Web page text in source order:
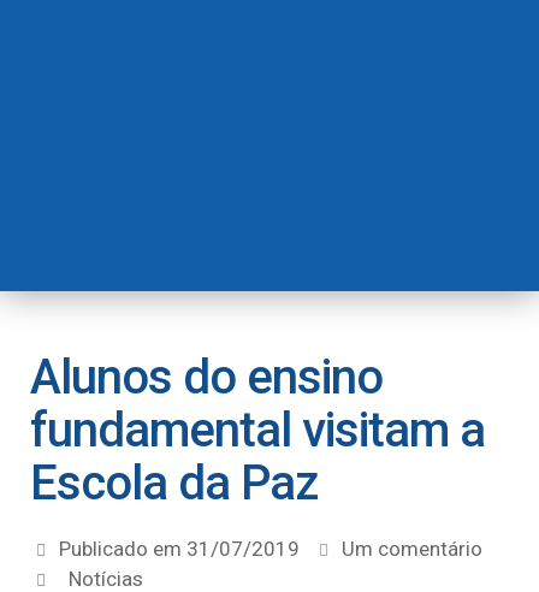
Alunos do ensino
fundamental visitam a
Escola da Paz
Publicado em 31/07/2019
Um comentário
Notícias